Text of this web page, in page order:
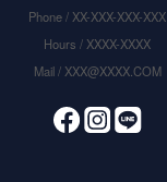
Phone / XX-XXX-XXX-XXX
Hours / XXXX-XXXX
Mail / XXX@XXXX.COM